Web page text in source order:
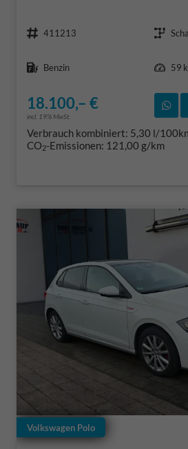
411213
Benzin
59
18.100,– €
incl. 19% MwSt.
Verbrauch kombiniert: 5,30 l/
CO2-Emissionen: 121,00 g/km
Volkswagen Polo